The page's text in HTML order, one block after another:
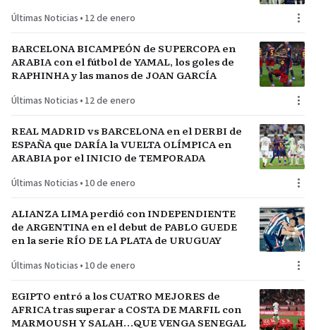
Últimas Noticias • 12 de enero
BARCELONA BICAMPEÓN de SUPERCOPA en
ARABIA con el fútbol de YAMAL, los goles de
RAPHINHA y las manos de JOAN GARCÍA
Últimas Noticias • 12 de enero
REAL MADRID vs BARCELONA en el DERBI de
ESPAÑA que DARÍA la VUELTA OLÍMPICA en
ARABIA por el INICIO de TEMPORADA
Últimas Noticias • 10 de enero
ALIANZA LIMA perdió con INDEPENDIENTE
de ARGENTINA en el debut de PABLO GUEDE
en la serie RÍO DE LA PLATA de URUGUAY
Últimas Noticias • 10 de enero
EGIPTO entró a los CUATRO MEJORES de
AFRICA tras superar a COSTA DE MARFIL con
MARMOUSH Y SALAH…QUE VENGA SENEGAL